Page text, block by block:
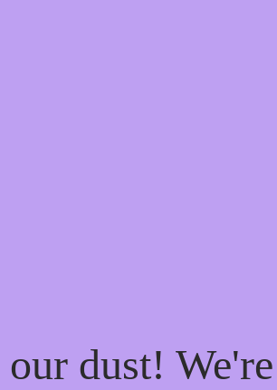
dust! We're